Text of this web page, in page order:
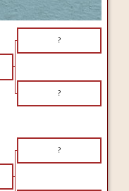
?
?
?